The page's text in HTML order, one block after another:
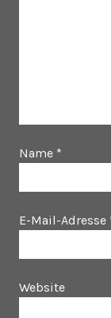
Name *
E-Mail-Adresse
Website